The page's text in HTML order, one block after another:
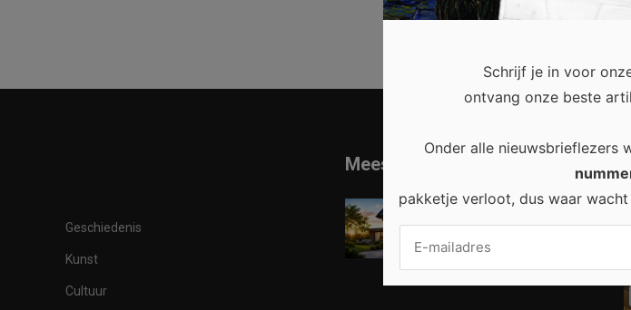
Geschiedenis
Kunst
Cultuur
Meest recent
Waarom een
thuisbatterij steeds
interessanter wordt
huishoudens
Schrijf je in voor
ontvang onze beste
Onder alle nieuwsbrieflezers
pakketje verloot, dus waar